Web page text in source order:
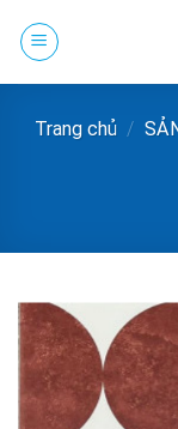
đến
Trang chủ /